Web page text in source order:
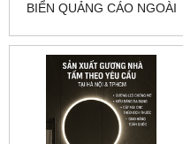
BIỂN QUẢNG CÁO NGOÀI
CẦU – CITYBUILDING ✨💎